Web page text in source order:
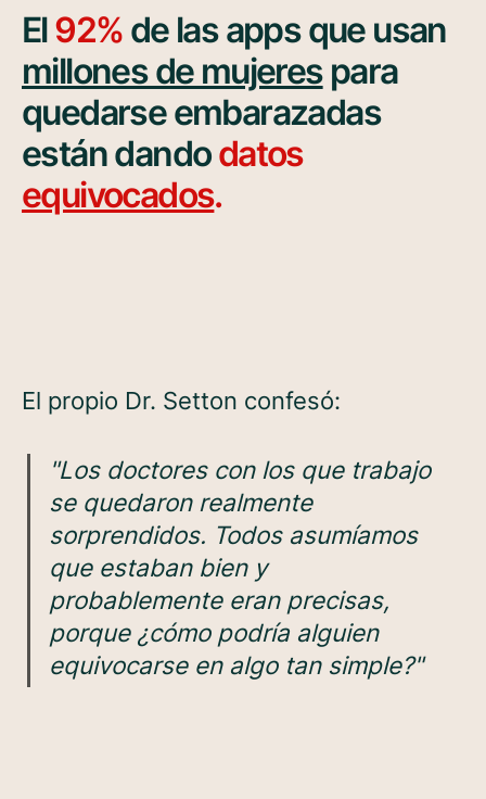
El92% de las apps que usan
millones de mujerespara
quedarse embarazadas
están dandodatos
equivocados.
El propio Dr. Setton confesó:
"Los doctores con los que trabajo
se quedaron realmente
sorprendidos. Todos asumíamos
que estaban bien y
probablemente eran precisas,
porque ¿cómo podría alguien
equivocarse en algo tan simple?"